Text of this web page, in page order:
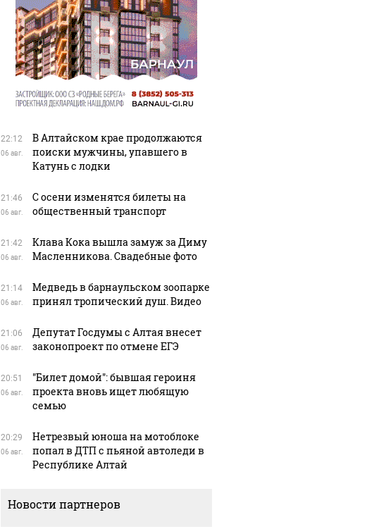
22:12
06 авг.
В Алтайском крае продолжаются
поиски мужчины, упавшего в
Катунь с лодки
21:46
06 авг.
С осени изменятся билеты на
общественный транспорт
21:42
06 авг.
Клава Кока вышла замуж за Диму
Масленникова. Свадебные фото
21:14
06 авг.
Медведь в барнаульском зоопарке
принял тропический душ. Видео
21:06
06 авг.
Депутат Госдумы с Алтая внесет
законопроект по отмене ЕГЭ
20:51
06 авг.
"Билет домой": бывшая героиня
проекта вновь ищет любящую
семью
20:29
06 авг.
Нетрезвый юноша на мотоблоке
попал в ДТП с пьяной автоледи в
Республике Алтай
Новости партнеров